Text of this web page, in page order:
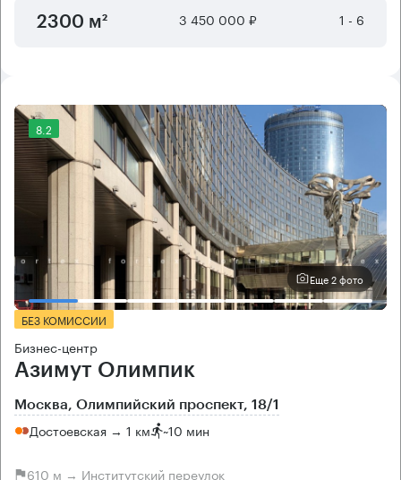
2300 м² 3 450 000 ₽ 1 - 6
8.2
Еще 2 фото
БЕЗ КОМИССИИ
Бизнес-центр
Азимут Олимпик
Москва, Олимпийский проспект, 18/1
Достоевская → 1 км ~10 мин
610 м → Институтский переулок